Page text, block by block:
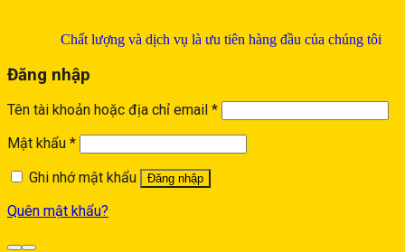
Chất lượng và dịch vụ là ưu tiên hàng đầu của chúng tôi
Đăng nhập
Tên tài khoản hoặc địa chỉ email *
Mật khẩu *
Ghi nhớ mật khẩu
Đăng nhập
Quên mật khẩu?